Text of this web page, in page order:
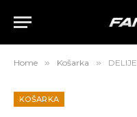
Home » Košarka » DELIJE BLJUJU
KOŠARKA